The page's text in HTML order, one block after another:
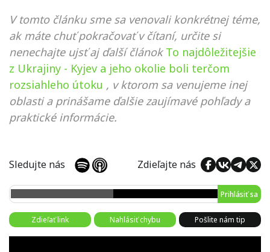
V tomto článku sme sa venovali konkrétnej téme,
ak máte chuť pokračovať v čítaní, určite si
nenechajte ujsť aj ďalší článok To najdôležitejšie
z Ukrajiny - Kyjev a jeho okolie boli terčom
rozsiahleho útoku , v ktorom sa venujeme inej
oblasti a prinášame ďalšie zaujímavé pohľady a
praktické informácie.
Sledujte nás Zdieľajte nás
Prihlásiť sa
Zdieľať link Nahlásiť chybu Pošlite nám tip